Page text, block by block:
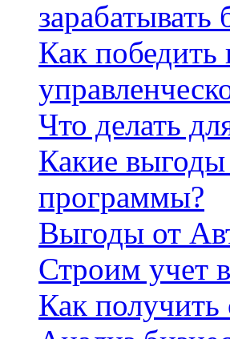
зарабатывать
Как
Что делать
Какие выгоды
программы?
Выгоды от
Строим учет
Как получить